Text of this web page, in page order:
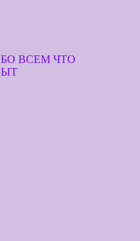
ВСЕМ ЧТО